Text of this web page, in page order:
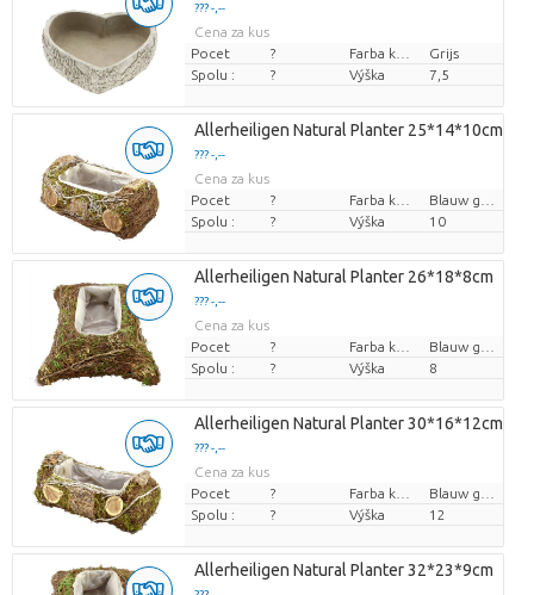
??? -,--
Cena za kus
Pocet
?
Grijs
Spolu :
? Výška 7,5
Allerheiligen Natural Planter 25*14*10cm
??? -,--
Cena za kus
Pocet
?
Spolu :
? Výška 10
Allerheiligen Natural Planter 26*18*8cm
??? -,--
Cena za kus
Pocet
?
Spolu :
? Výška 8
Allerheiligen Natural Planter 30*16*12cm
??? -,--
Cena za kus
Pocet
?
Spolu :
? Výška 12
Allerheiligen Natural Planter 32*23*9cm